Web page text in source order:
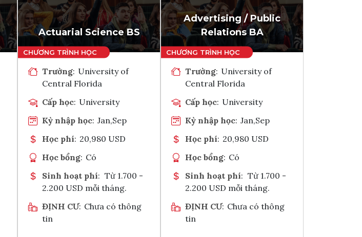
Actuarial Science BS
Trường: University of
Central Florida
Cấp học: University
Kỳ nhập học: Jan,Sep
Học phí: 20,980 USD
Học bổng: Có
Sinh hoạt phí: Từ 1.700 -
2.200 USD mỗi tháng.
ĐỊNH CƯ: Chưa có thông
tin
Advertising / Public
Relations BA
Trường: University of
Central Florida
Cấp học: University
Kỳ nhập học: Jan,Sep
Học phí: 20,980 USD
Học bổng: Có
Sinh hoạt phí: Từ 1.700 -
2.200 USD mỗi tháng.
ĐỊNH CƯ: Chưa có thông
tin